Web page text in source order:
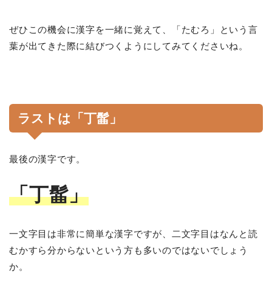
ぜひこの機会に漢字を一緒に覚えて、「たむろ」という言
葉が出てきた際に結びつくようにしてみてくださいね。
ラストは「丁髷」
最後の漢字です。
「丁髷」
一文字目は非常に簡単な漢字ですが、二文字目はなんと読
むかすら分からないという方も多いのではないでしょう
か。